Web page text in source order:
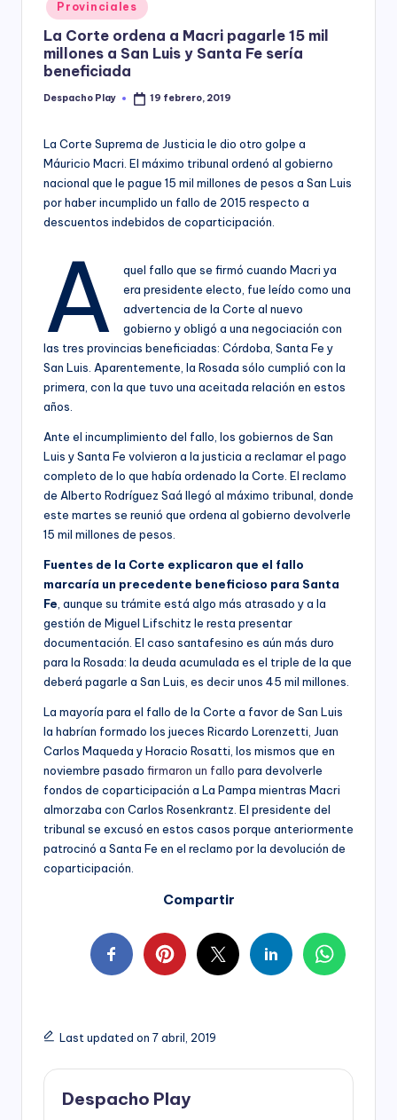
y
in
Provinciales
La Corte ordena a Macri pagarle 15 mil
millones a San Luis y Santa Fe sería
beneficiada
Posted
Despacho Play 19 febrero, 2019
La Corte Suprema de Justicia le dio otro golpe a
Máuricio Macri. El máximo tribunal ordenó al gobierno
nacional que le pague 15 mil millones de pesos a San Luis
por haber incumplido un fallo de 2015 respecto a
descuentos indebidos de coparticipación.
A
quel fallo que se firmó cuando Macri ya
era presidente electo, fue leído como una
advertencia de la Corte al nuevo
gobierno y obligó a una negociación con
las tres provincias beneficiadas: Córdoba, Santa Fe y
San Luis. Aparentemente, la Rosada sólo cumplió con la
primera, con la que tuvo una aceitada relación en estos
años.
Ante el incumplimiento del fallo, los gobiernos de San
Luis y Santa Fe volvieron a la justicia a reclamar el pago
completo de lo que había ordenado la Corte. El reclamo
de Alberto Rodríguez Saá llegó al máximo tribunal, donde
este martes se reunió que ordena al gobierno devolverle
15 mil millones de pesos.
Fuentes de la Corte explicaron que el fallo
marcaría un precedente beneficioso para Santa
Fe , aunque su trámite está algo más atrasado y a la
gestión de Miguel Lifschitz le resta presentar
documentación. El caso santafesino es aún más duro
para la Rosada: la deuda acumulada es el triple de la que
deberá pagarle a San Luis, es decir unos 45 mil millones.
La mayoría para el fallo de la Corte a favor de San Luis
la habrían formado los jueces Ricardo Lorenzetti, Juan
Carlos Maqueda y Horacio Rosatti, los mismos que en
noviembre pasado firmaron un fallo para devolverle
fondos de coparticipación a La Pampa mientras Macri
almorzaba con Carlos Rosenkrantz. El presidente del
tribunal se excusó en estos casos porque anteriormente
patrocinó a Santa Fe en el reclamo por la devolución de
coparticipación.
Compartir
Last updated on 7 abril, 2019
Despacho Play